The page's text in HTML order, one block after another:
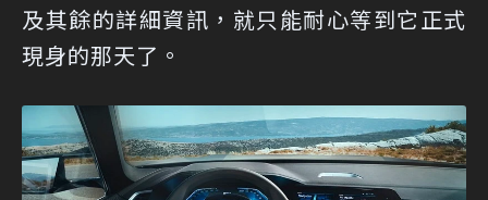
及其餘的詳細資訊，就只能耐心等到它正式
現身的那天了。